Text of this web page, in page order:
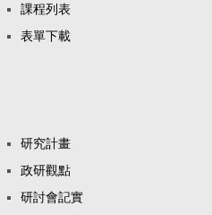
課程列表
表單下載
研究計畫
政研觀點
研討會記實